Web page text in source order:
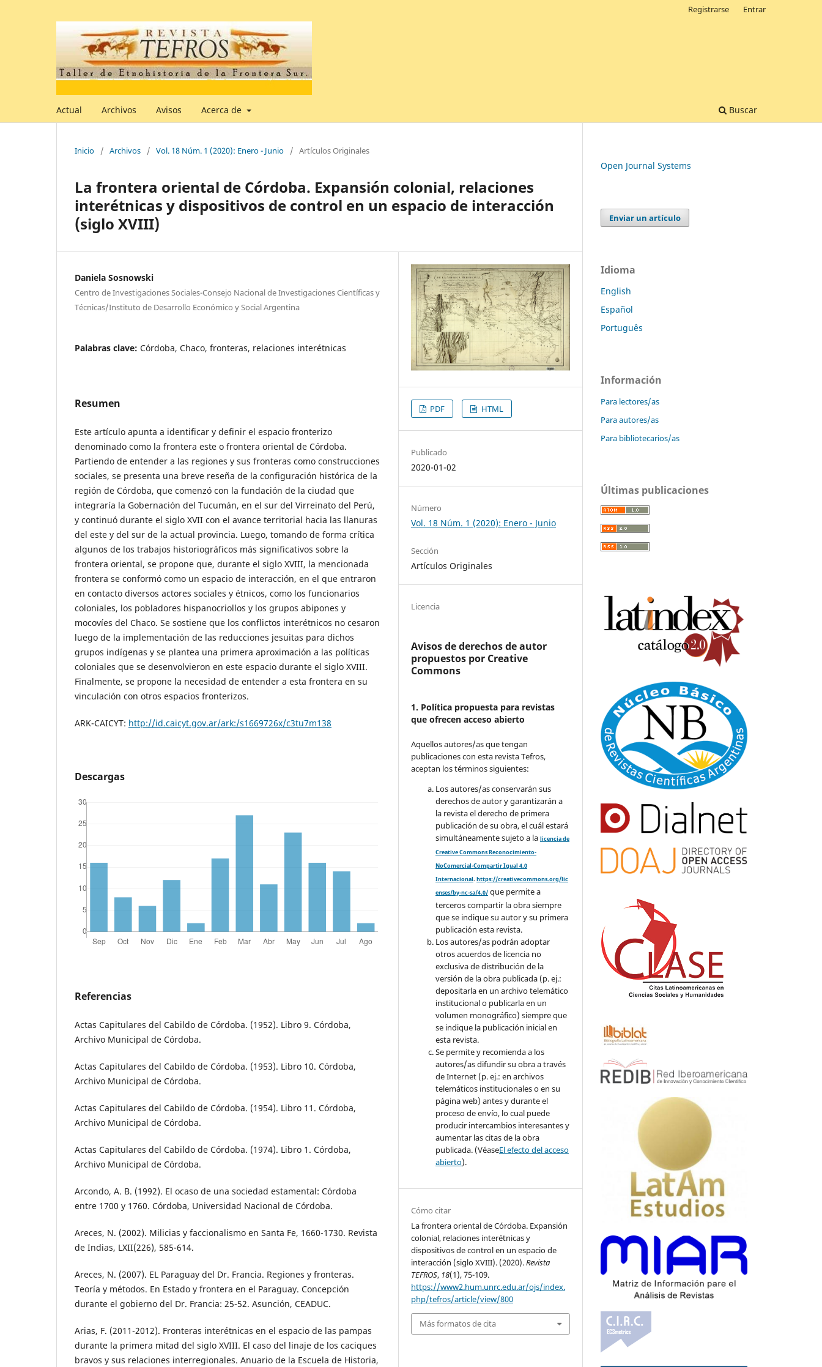
Actual Archivos Avisos Acerca de Buscar
Registrarse Entrar
Inicio / Archivos / Vol. 18 Núm. 1 (2020): Enero - Junio / Artículos Originales
La frontera oriental de Córdoba. Expansión colonial, relaciones
interétnicas y dispositivos de control en un espacio de interacción
(siglo XVIII)
Daniela Sosnowski
Centro de Investigaciones Sociales-Consejo Nacional de Investigaciones Científicas y
Técnicas/Instituto de Desarrollo Económico y Social Argentina
Palabras clave: Córdoba, Chaco, fronteras, relaciones interétnicas
Resumen
Este artículo apunta a identificar y definir el espacio fronterizo
denominado como la frontera este o frontera oriental de Córdoba.
Partiendo de entender a las regiones y sus fronteras como construcciones
sociales, se presenta una breve reseña de la configuración histórica de la
región de Córdoba, que comenzó con la fundación de la ciudad que
integraría la Gobernación del Tucumán, en el sur del Virreinato del Perú,
y continuó durante el siglo XVII con el avance territorial hacia las llanuras
del este y del sur de la actual provincia. Luego, tomando de forma crítica
algunos de los trabajos historiográficos más significativos sobre la
frontera oriental, se propone que, durante el siglo XVIII, la mencionada
frontera se conformó como un espacio de interacción, en el que entraron
en contacto diversos actores sociales y étnicos, como los funcionarios
coloniales, los pobladores hispanocriollos y los grupos abipones y
mocovíes del Chaco. Se sostiene que los conflictos interétnicos no cesaron
luego de la implementación de las reducciones jesuitas para dichos
grupos indígenas y se plantea una primera aproximación a las políticas
coloniales que se desenvolvieron en este espacio durante el siglo XVIII.
Finalmente, se propone la necesidad de entender a esta frontera en su
vinculación con otros espacios fronterizos.
ARK-CAICYT: http://id.caicyt.gov.ar/ark:/s1669726x/c3tu7m138
Descargas
Referencias
Actas Capitulares del Cabildo de Córdoba. (1952). Libro 9. Córdoba,
Archivo Municipal de Córdoba.
Actas Capitulares del Cabildo de Córdoba. (1953). Libro 10. Córdoba,
Archivo Municipal de Córdoba.
Actas Capitulares del Cabildo de Córdoba. (1954). Libro 11. Córdoba,
Archivo Municipal de Córdoba.
Actas Capitulares del Cabildo de Córdoba. (1974). Libro 1. Córdoba,
Archivo Municipal de Córdoba.
Arcondo, A. B. (1992). El ocaso de una sociedad estamental: Córdoba
entre 1700 y 1760. Córdoba, Universidad Nacional de Córdoba.
Areces, N. (2002). Milicias y faccionalismo en Santa Fe, 1660-1730. Revista
de Indias, LXII(226), 585-614.
Areces, N. (2007). EL Paraguay del Dr. Francia. Regiones y fronteras.
Teoría y métodos. En Estado y frontera en el Paraguay. Concepción
durante el gobierno del Dr. Francia: 25-52. Asunción, CEADUC.
Arias, F. (2011-2012). Fronteras interétnicas en el espacio de las pampas
durante la primera mitad del siglo XVIII. El caso del linaje de los caciques
bravos y sus relaciones interregionales. Anuario de la Escuela de Historia,
PDF HTML
Publicado
2020-01-02
Número
Vol. 18 Núm. 1 (2020): Enero - Junio
Sección
Artículos Originales
Licencia
Avisos de derechos de autor
propuestos por Creative
Commons
1. Política propuesta para revistas
que ofrecen acceso abierto
Aquellos autores/as que tengan
publicaciones con esta revista Tefros,
aceptan los términos siguientes:
Los autores/as conservarán sus
derechos de autor y garantizarán a
la revista el derecho de primera
publicación de su obra, el cuál estará
simultáneamente sujeto a lalicencia de
Creative Commons Reconocimiento-
NoComercial-Compartir Igual 4.0
Internacional.https://creativecommons.org/lic
enses/by-nc-sa/4.0/ que permite a
terceros compartir la obra siempre
que se indique su autor y su primera
publicación esta revista.
Los autores/as podrán adoptar
otros acuerdos de licencia no
exclusiva de distribución de la
versión de la obra publicada (p. ej.:
depositarla en un archivo telemático
institucional o publicarla en un
volumen monográfico) siempre que
se indique la publicación inicial en
esta revista.
Se permite y recomienda a los
autores/as difundir su obra a través
de Internet (p. ej.: en archivos
telemáticos institucionales o en su
página web) antes y durante el
proceso de envío, lo cual puede
producir intercambios interesantes y
aumentar las citas de la obra
publicada. (VéaseEl efecto del acceso
abierto).
Cómo citar
La frontera oriental de Córdoba. Expansión
colonial, relaciones interétnicas y
dispositivos de control en un espacio de
interacción (siglo XVIII). (2020).Revista
TEFROS, 18(1), 75-109.
https://www2.hum.unrc.edu.ar/ojs/index.
php/tefros/article/view/800
Más formatos de cita
Open Journal Systems
Enviar un artículo
Idioma
English
Español
Português
Información
Para lectores/as
Para autores/as
Para bibliotecarios/as
Últimas publicaciones